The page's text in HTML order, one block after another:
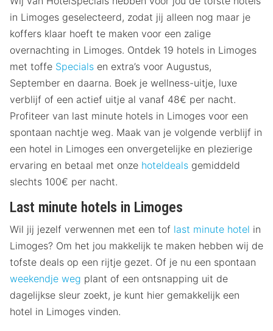
in Limoges geselecteerd, zodat jij alleen nog maar je
koffers klaar hoeft te maken voor een zalige
overnachting in Limoges. Ontdek 19 hotels in Limoges
met toffe Specials en extra’s voor Augustus,
September en daarna. Boek je wellness-uitje, luxe
verblijf of een actief uitje al vanaf 48€ per nacht.
Profiteer van last minute hotels in Limoges voor een
spontaan nachtje weg. Maak van je volgende verblijf in
een hotel in Limoges een onvergetelijke en plezierige
ervaring en betaal met onze hoteldeals gemiddeld
slechts 100€ per nacht.
Last minute hotels in Limoges
Wil jij jezelf verwennen met een tof last minute hotel in
Limoges? Om het jou makkelijk te maken hebben wij de
tofste deals op een rijtje gezet. Of je nu een spontaan
weekendje weg plant of een ontsnapping uit de
dagelijkse sleur zoekt, je kunt hier gemakkelijk een
hotel in Limoges vinden.